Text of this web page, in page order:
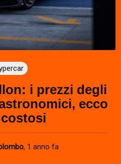
i prezzi degli
ecco
, 1 anno fa